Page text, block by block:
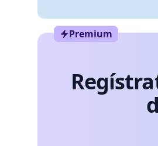
Premium